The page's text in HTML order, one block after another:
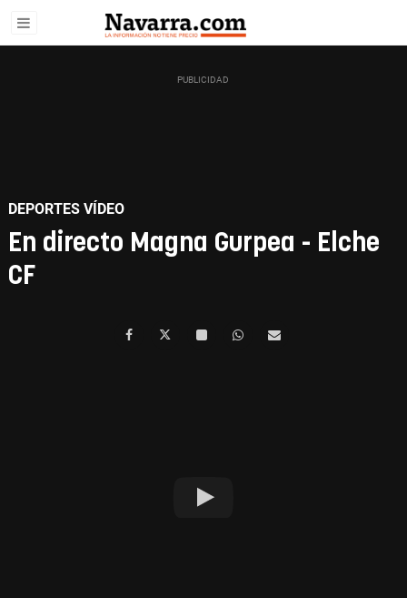
DEPORTES VÍDEO
En directo Magna Gurpea - Elche
CF